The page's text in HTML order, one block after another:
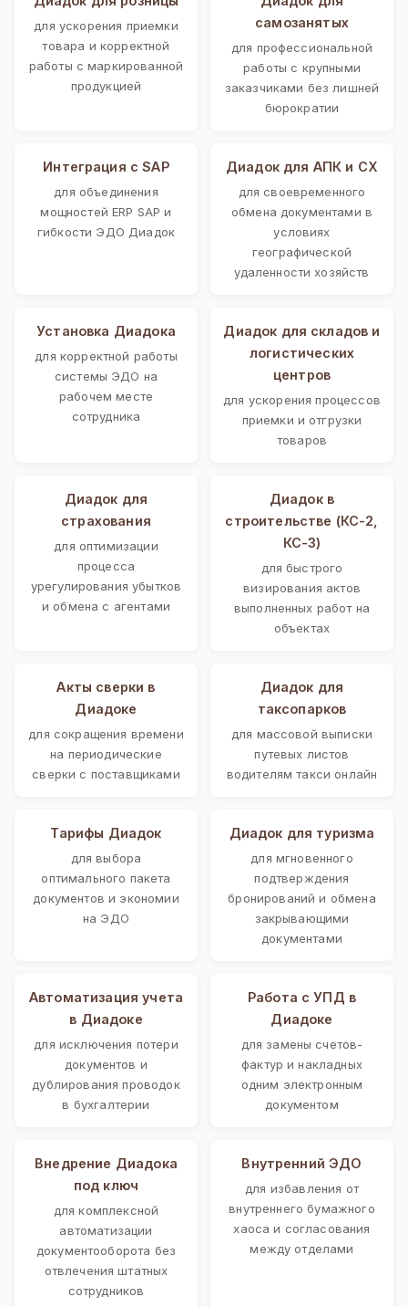
для ускорения приемки
товара и корректной
работы с маркированной
продукцией
самозанятых
для профессиональной
работы с крупными
заказчиками без лишней
бюрократии
Интеграция с SAP
для объединения
мощностей ERP SAP и
гибкости ЭДО Диадок
Диадок для АПК и СХ
для своевременного
обмена документами в
условиях
географической
удаленности хозяйств
Установка Диадока
для корректной работы
системы ЭДО на
рабочем месте
сотрудника
Диадок для складов и
логистических
центров
для ускорения процессов
приемки и отгрузки
товаров
Диадок для
страхования
для оптимизации
процесса
урегулирования убытков
и обмена с агентами
Диадок в
строительстве (КС-2,
КС-3)
для быстрого
визирования актов
выполненных работ на
объектах
Акты сверки в
Диадоке
для сокращения времени
на периодические
сверки с поставщиками
Диадок для
таксопарков
для массовой выписки
путевых листов
водителям такси онлайн
Тарифы Диадок
для выбора
оптимального пакета
документов и экономии
на ЭДО
Диадок для туризма
для мгновенного
подтверждения
бронирований и обмена
закрывающими
документами
Автоматизация учета
в Диадоке
для исключения потери
документов и
дублирования проводок
в бухгалтерии
Работа с УПД в
Диадоке
для замены счетов-
фактур и накладных
одним электронным
документом
Внедрение Диадока
под ключ
для комплексной
автоматизации
документооборота без
отвлечения штатных
сотрудников
Внутренний ЭДО
для избавления от
внутреннего бумажного
хаоса и согласования
между отделами